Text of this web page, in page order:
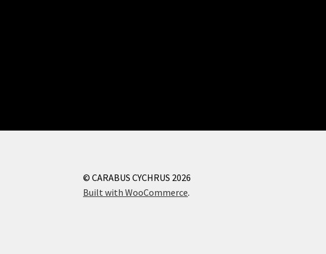
© CARABUS CYCHRUS 2026
Built with WooCommerce.